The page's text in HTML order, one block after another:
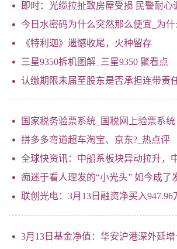
即时：光缆拉扯致房屋受损 民警耐心
今日水密码为什么突然那么便宜_为什么水
《特利迦》遗憾收尾，火种留存
三星9350拆机图解_三星9350 聚看点
认缴期限未届至股东是否承担连带责
国家税务验票系统_国税网上验票系统
拼多多弯道超车淘宝、京东?_热点评
全球快资讯：中船系板块异动拉升，
痴迷于看人理发的“小光头” 如今成了
联创光电：3月13日融资净买入947.96万元，连续3日
3月13日基金净值：华安沪港深外延增长灵活配置混合A最新净值